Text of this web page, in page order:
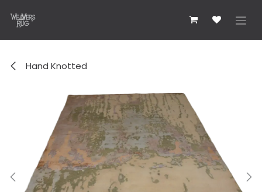
Hand Knotted